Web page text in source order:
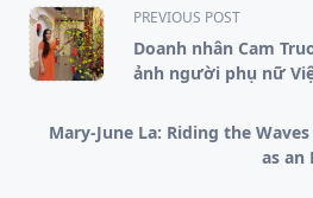
<span
class="nav-
subtitle
reader-
PREVIOUS POST
Doanh nhân Cam
ảnh người phụ nữ
Mary-June La: Riding the
as an